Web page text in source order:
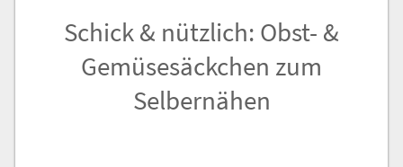
Schick & nützlich: Obst- &
Gemüsesäckchen zum
Selbernähen